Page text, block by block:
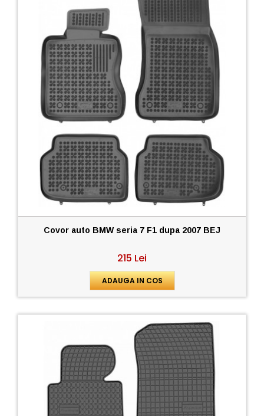
Covor auto BMW seria 7 F1 dupa 2007 BEJ
215 Lei
ADAUGA IN COS